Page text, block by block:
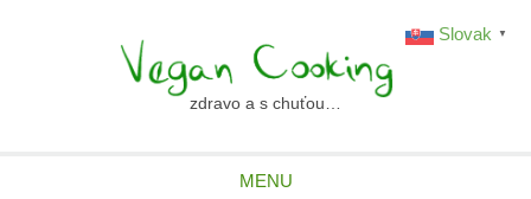
vegancooking.skzdravo a s chuťou…
MENU
Slovak ▼